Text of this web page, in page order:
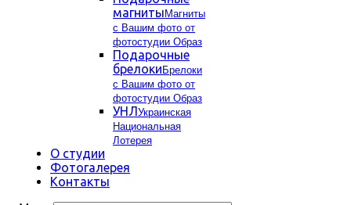
магниты Магниты
с Вашим фото от
фотостудии Образ
Подарочные
брелоки Брелоки
с Вашим фото от
фотостудии Образ
УНЛУкраинская
Национальная
Лотерея
О студии
Фотогалерея
Контакты